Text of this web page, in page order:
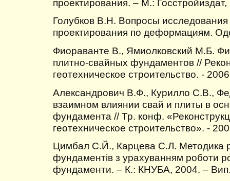
проектирования. – М.:
Голубков В.Н. Вопросы
проектирования по деформациям.
Фиораванте В., Ямиолковский М.Б.
плитно-свайных фундаментов //
геотехническое строительство. -
Александрович В.Ф., Курилло С.В.,
взаимном влиянии свай и плиты в
фундамента // Тр. конф.
геотехническое строительство». -
Цимбал С.Й., Карцева С.Л. Методика
фундаментів з урахуванням роботи
фундаменти. – К.: КНУБА, 2004. –